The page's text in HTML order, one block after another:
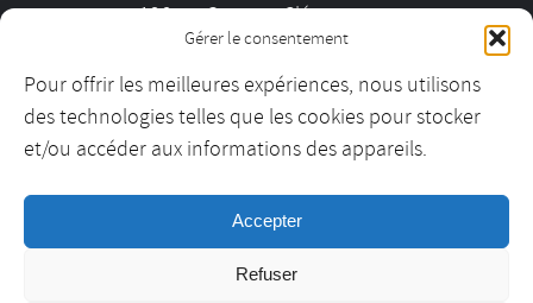
Gérer le consentement
Pour offrir les meilleures expériences, nous utilisons
des technologies telles que les cookies pour stocker
et/ou accéder aux informations des appareils.
Accepter
Refuser
126 av. Georges Clémenceau
01 55 69 19 30
contact@aeroschool.fr